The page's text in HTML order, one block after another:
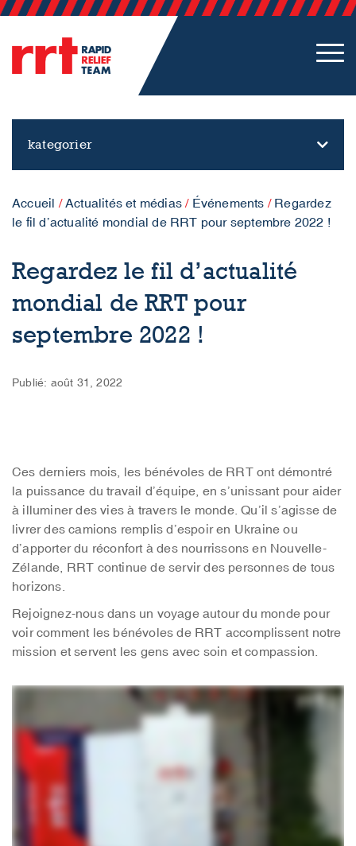
kategorier
Accueil /Actualités et médias / Événements / Regardez
le fil d’actualité mondial de RRT pour septembre 2022 !
Regardez le fil d’actualité
mondial de RRT pour
septembre 2022 !
Publié: août 31, 2022
Ces derniers mois, les bénévoles de RRT ont démontré
la puissance du travail d’équipe, en s’unissant pour aider
à illuminer des vies à travers le monde. Qu’il s’agisse de
livrer des camions remplis d’espoir en Ukraine ou
d’apporter du réconfort à des nourrissons en Nouvelle-
Zélande, RRT continue de servir des personnes de tous
horizons.
Rejoignez-nous dans un voyage autour du monde pour
voir comment les bénévoles de RRT accomplissent notre
mission et servent les gens avec soin et compassion.